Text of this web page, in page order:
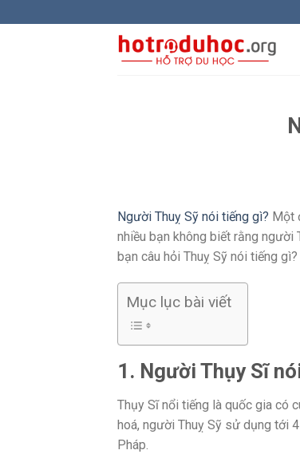
to
Người Thuỵ Sỹ nói tiếng gì? Một
nhiều bạn không biết rằng người
bạn câu hỏi Thuỵ Sỹ nói tiếng gì?
Mục lục bài viết
1. Người Thụy Sĩ
Thụy Sĩ nổi tiếng là quốc gia có
hoá, người Thuỵ Sỹ sử dụng tới
Pháp.